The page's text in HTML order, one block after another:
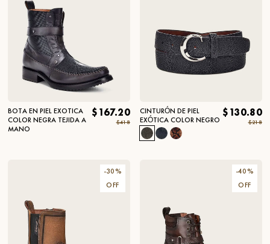
BOTA EN PIEL EXOTICA
COLOR NEGRA TEJIDA A
MANO
$167.20
$418
CINTURÓN DE PIEL
EXÓTICA COLOR NEGRO
$130.80
$218
-30%
OFF
-40%
OFF